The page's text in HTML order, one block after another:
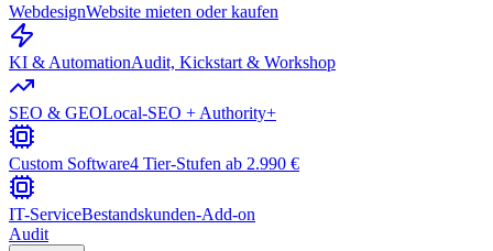
WebdesignWebsite mieten oder kaufen
KI & AutomationAudit, Kickstart & Workshop
SEO & GEOLocal-SEO + Authority+
Custom Software4 Tier-Stufen ab 2.990 €
IT-ServiceBestandskunden-Add-on
Audit